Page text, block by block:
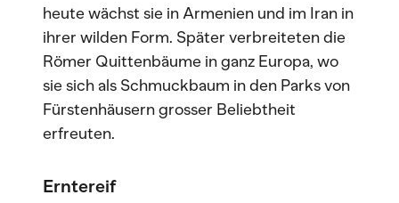
heute wächst sie in Armenien und im Iran in
ihrer wilden Form. Später verbreiteten die
Römer Quittenbäume in ganz Europa, wo
sie sich als Schmuckbaum in den Parks von
Fürstenhäusern grosser Beliebtheit
erfreuten.
Erntereif